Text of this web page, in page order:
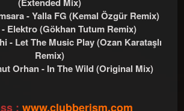
- Yalla FG (Kemal Özgür Remix)
Elektro (Gökhan Tutum Remix)
- Let The Music Play (Ozan Karataşlı
Remix)
Orhan - In The Wild (Original Mix)
: www.clubberism.com